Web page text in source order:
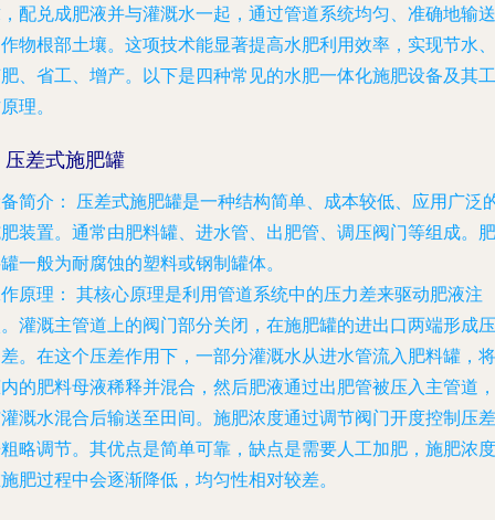
配兑成肥液并与灌溉水一起，通过管道系统均匀、准确地输送
物根部土壤。这项技术能显著提高水肥利用效率，实现节水、
、省工、增产。以下是四种常见的水肥一体化施肥设备及其工
理。
压差式施肥罐
简介：
压差式施肥罐是一种结构简单、成本较低、应用广泛
装置。通常由肥料罐、进水管、出肥管、调压阀门等组成。肥
一般为耐腐蚀的塑料或钢制罐体。
原理： 其核心原理是利用管道系统中的压力差来驱动肥液注
灌溉主管道上的阀门部分关闭，在施肥罐的进出口两端形成压
。在这个压差作用下，一部分灌溉水从进水管流入肥料罐，将
的肥料母液稀释并混合，然后肥液通过出肥管被压入主管道，
溉水混合后输送至田间。施肥浓度通过调节阀门开度控制压差
略调节。其优点是简单可靠，缺点是需要人工加肥，施肥浓度
肥过程中会逐渐降低，均匀性相对较差。